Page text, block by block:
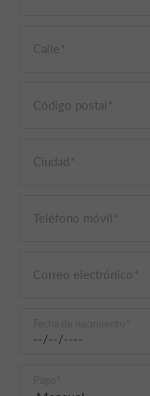
Calle
Código postal
Ciudad
Teléfono móvil
Correo electrónico